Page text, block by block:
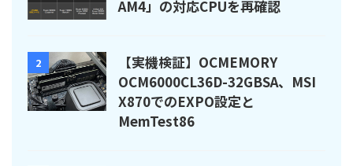
AM4」の対応CPUを再確認
2
【実機検証】OCMEMORY
OCM6000CL36D-32GBSA、MSI
X870でのEXPO設定と
MemTest86